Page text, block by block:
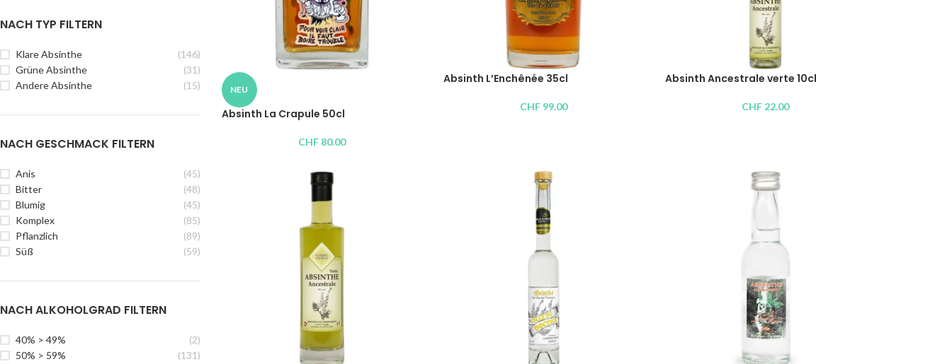
NACH TYP FILTERN
Klare Absinthe
(146)
Grüne Absinthe
(31)
Andere Absinthe
(15)
NACH GESCHMACK FILTERN
Anis
(45)
Bitter
(48)
Blumig
(45)
Komplex
(85)
Pflanzlich
(89)
Süß
(59)
NACH ALKOHOLGRAD FILTERN
40% > 49%
(2)
50% > 59%
(131)
NEU
Absinth La Crapule 50cl
CHF80.00
Absinth L’Enchênée 35cl
CHF99.00
Absinth Ancestrale verte 10cl
CHF22.00